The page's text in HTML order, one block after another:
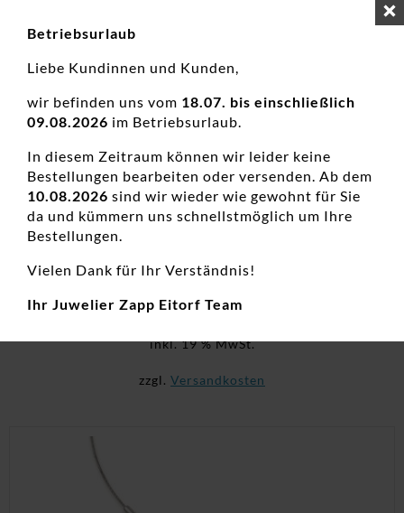
Damenketten, Damenketten, Neuheiten, Zirkonia,
Collier mit Behang Lebensblume Titan
inkl. 19 % MwSt.
zzgl. Versandkosten
Betriebsurlaub
Liebe Kundinnen und Kunden,
wir befinden uns vom 18.07. bis einschließlich
09.08.2026 im Betriebsurlaub.
In diesem Zeitraum können wir leider keine
Bestellungen bearbeiten oder versenden. Ab dem
10.08.2026 sind wir wieder wie gewohnt für Sie
da und kümmern uns schnellstmöglich um Ihre
Bestellungen.
Vielen Dank für Ihr Verständnis!
Ihr Juwelier Zapp Eitorf Team